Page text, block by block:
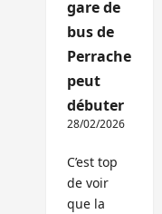
gare de
bus de
Perrache
peut
débuter
28/02/2026
C’est top
de voir
que la